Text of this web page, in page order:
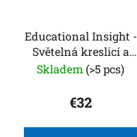
Educational Insight -
Světelná kreslicí a
obtahovací tabulka
Center
Skladem (>5 pcs)
€32